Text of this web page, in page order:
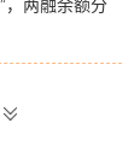
，两融余额分